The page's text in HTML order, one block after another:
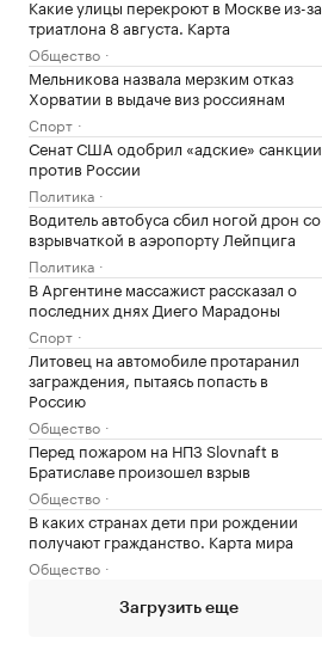
Какие улицы перекроют в Москве из-за
триатлона 8 августа. Карта
Общество
Мельникова назвала мерзким отказ
Хорватии в выдаче виз россиянам
Спорт
Сенат США одобрил «адские» санкции
против России
Политика
Водитель автобуса сбил ногой дрон со
взрывчаткой в аэропорту Лейпцига
Политика
В Аргентине массажист рассказал о
последних днях Диего Марадоны
Спорт
Литовец на автомобиле протаранил
заграждения, пытаясь попасть в
Россию
Общество
Перед пожаром на НПЗ Slovnaft в
Братиславе произошел взрыв
Общество
В каких странах дети при рождении
получают гражданство. Карта мира
Общество
Загрузить еще